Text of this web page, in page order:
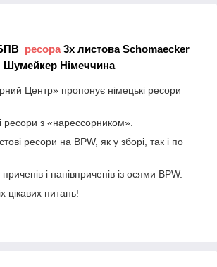
ресора3х листова Schomaecker
Шумейкер Німеччина
Центр» пропонує німецькі ресори
ресори з «нарессорником».
ресори на BPW, як у зборі, так і по
і напівпричепів із осями BPW.
цікавих питань!